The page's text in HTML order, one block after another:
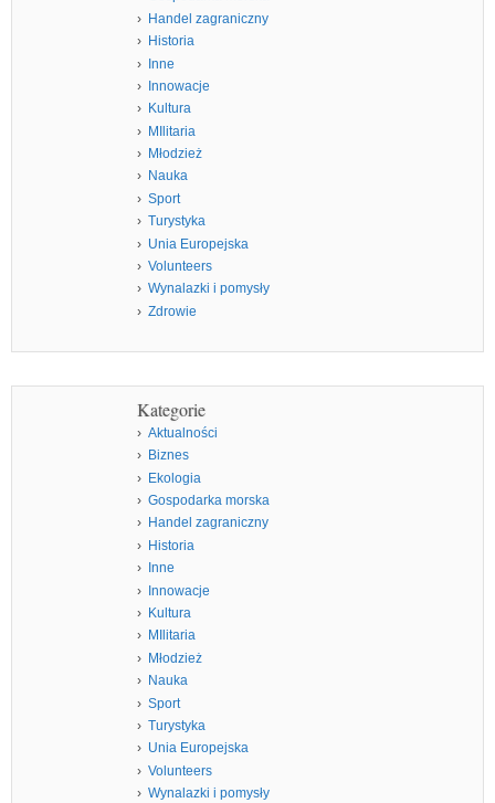
Handel zagraniczny
Historia
Inne
Innowacje
Kultura
MIlitaria
Młodzież
Nauka
Sport
Turystyka
Unia Europejska
Volunteers
Wynalazki i pomysły
Zdrowie
Kategorie
Aktualności
Biznes
Ekologia
Gospodarka morska
Handel zagraniczny
Historia
Inne
Innowacje
Kultura
MIlitaria
Młodzież
Nauka
Sport
Turystyka
Unia Europejska
Volunteers
Wynalazki i pomysły